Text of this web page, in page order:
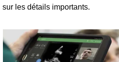
sur les détails importants.